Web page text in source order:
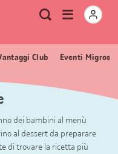
Metanavigazione
Ricerca
Apri
menu
Club Eventi Migros
dei bambini al menù
al dessert da preparare
di trovare la ricetta più